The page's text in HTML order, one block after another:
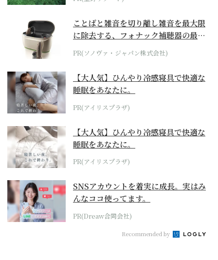
ことばと雑音を切り離し雑音を最大限
に除去する、フォナック補聴器の最上
位モデル
PR(ソノヴァ・ジャパン株式会社)
【大人気】ひんやり冷感寝具で快適な
睡眠をあなたに。
PR(アイリスプラザ)
【大人気】ひんやり冷感寝具で快適な
睡眠をあなたに。
PR(アイリスプラザ)
SNSアカウントを着実に成長。実はみ
んなココ使ってます。
PR(Dreaw合同会社)
Recommended by